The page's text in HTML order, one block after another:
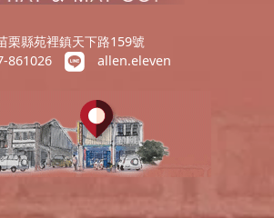
栗縣苑裡鎮天下路159號
861026
allen.eleven